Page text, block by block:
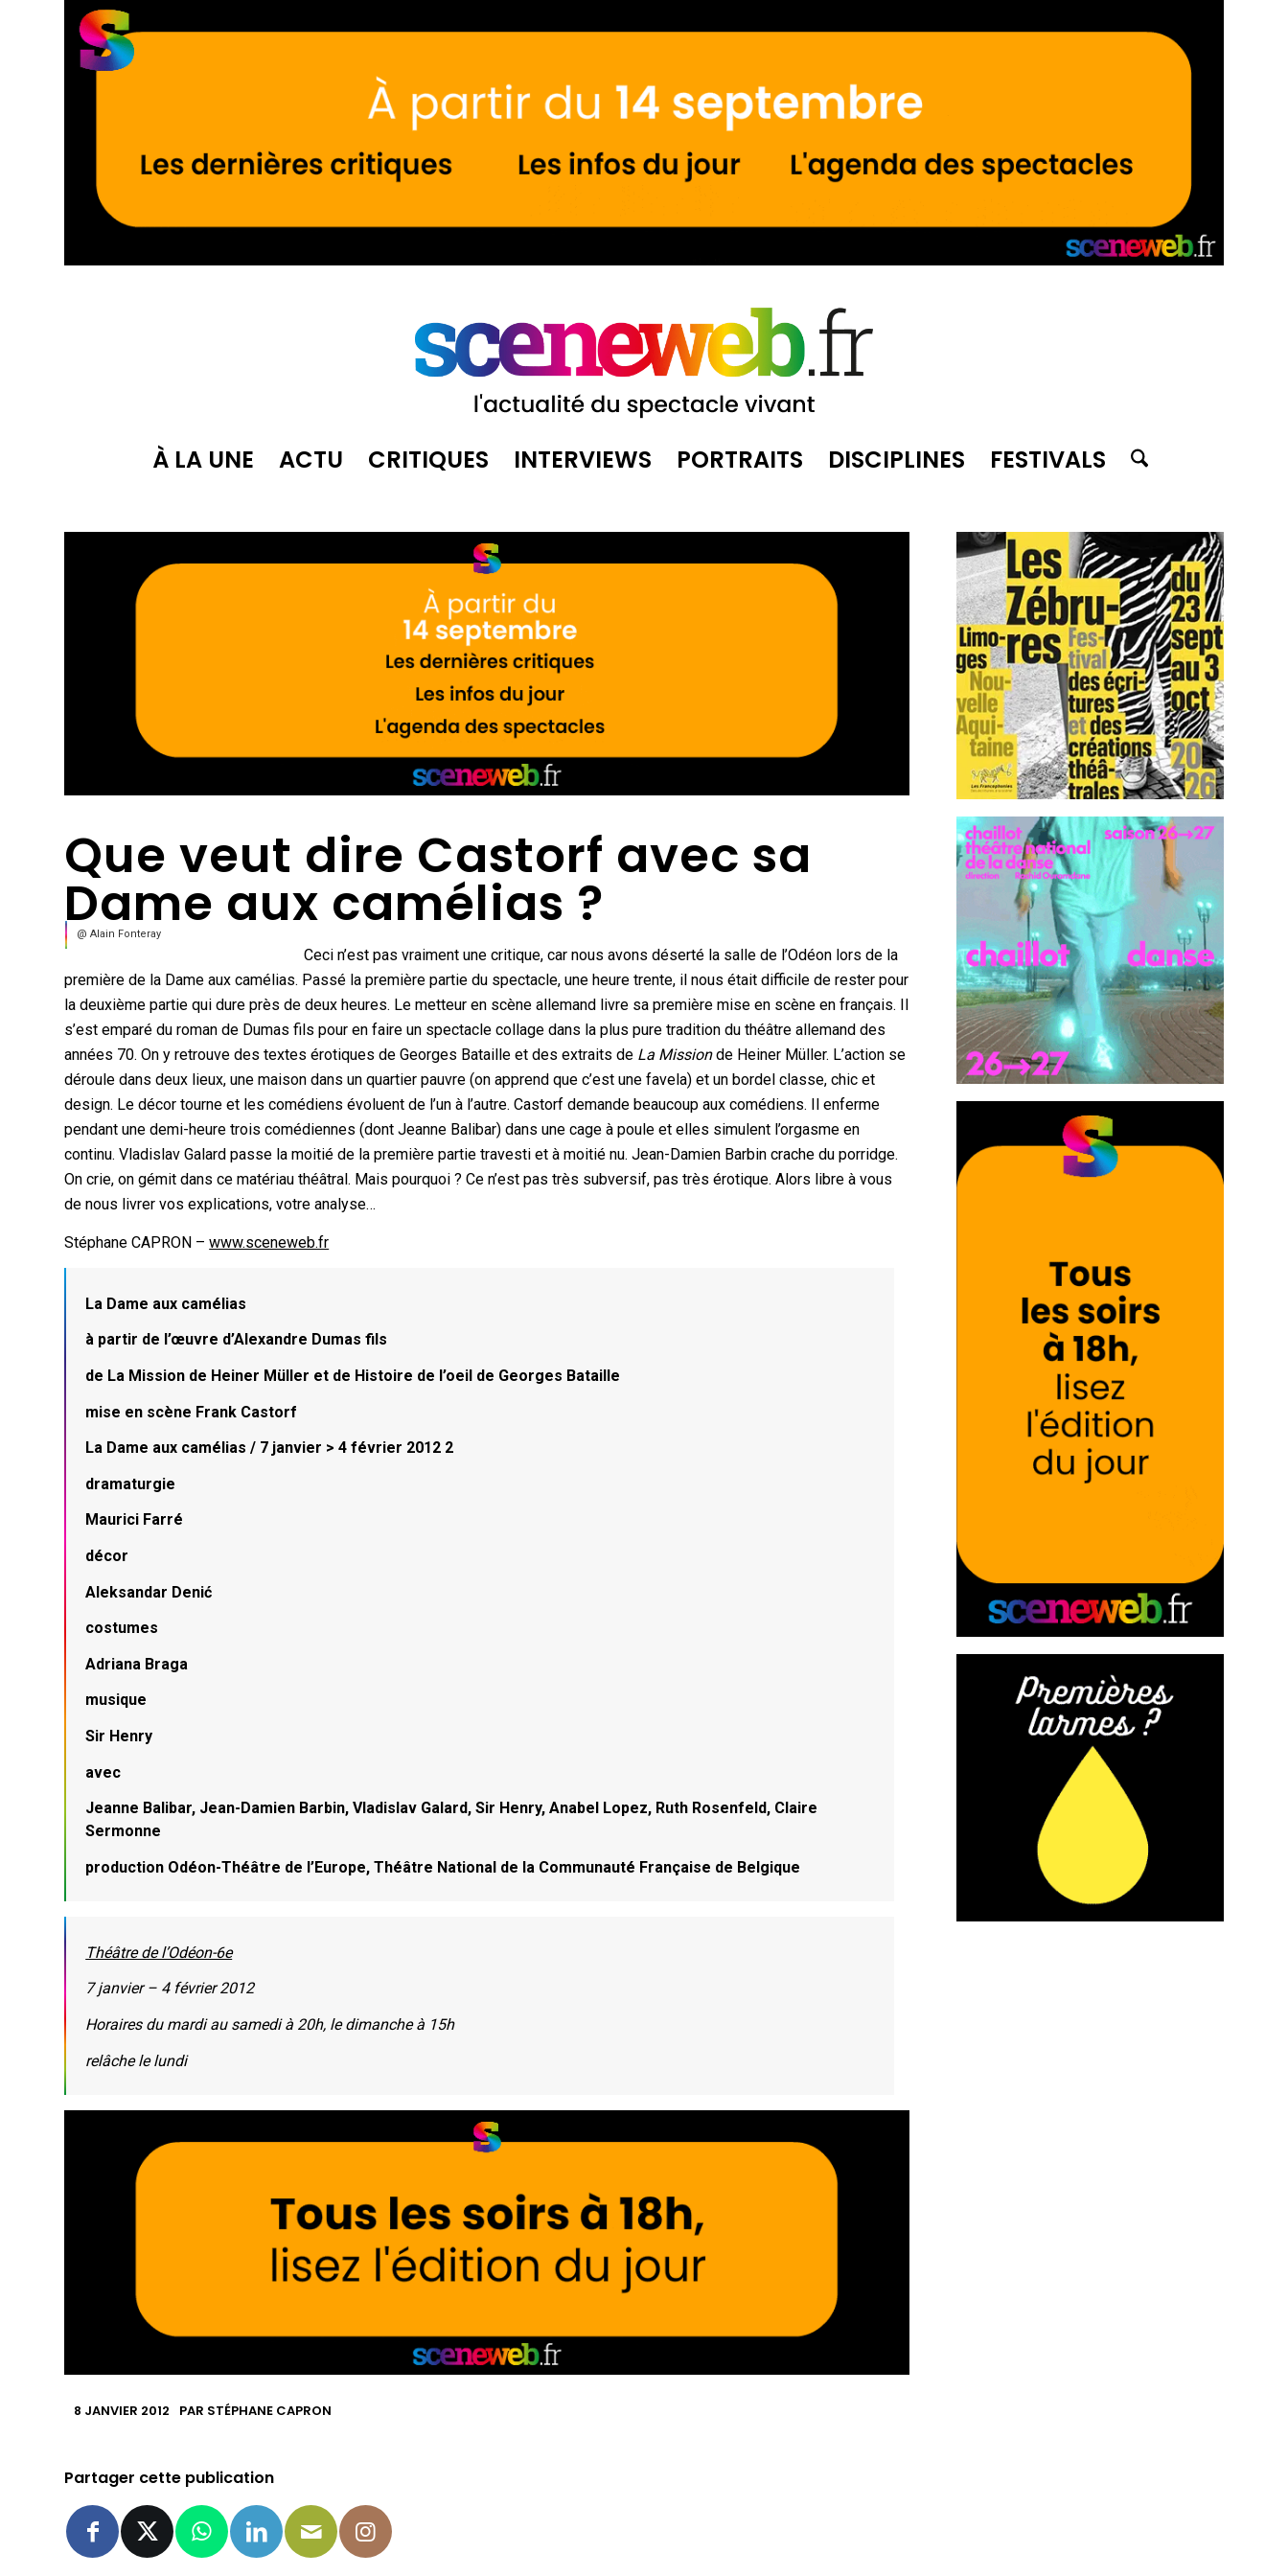
À LA UNE ACTU CRITIQUES INTERVIEWS PORTRAITS DISCIPLINES FESTIVALS
Que veut dire Castorf avec sa
Dame aux camélias ?
@ Alain Fonteray
Ceci n’est pas vraiment une critique, car nous avons déserté la salle de l’Odéon lors de la
première de la Dame aux camélias. Passé la première partie du spectacle, une heure trente, il nous était difficile de rester pour
la deuxième partie qui dure près de deux heures. Le metteur en scène allemand livre sa première mise en scène en français. Il
s’est emparé du roman de Dumas fils pour en faire un spectacle collage dans la plus pure tradition du théâtre allemand des
années 70. On y retrouve des textes érotiques de Georges Bataille et des extraits de La Missionde Heiner Müller. L’action se
déroule dans deux lieux, une maison dans un quartier pauvre (on apprend que c’est une favela) et un bordel classe, chic et
design. Le décor tourne et les comédiens évoluent de l’un à l’autre. Castorf demande beaucoup aux comédiens. Il enferme
pendant une demi-heure trois comédiennes (dont Jeanne Balibar) dans une cage à poule et elles simulent l’orgasme en
continu. Vladislav Galard passe la moitié de la première partie travesti et à moitié nu. Jean-Damien Barbin crache du porridge.
On crie, on gémit dans ce matériau théâtral. Mais pourquoi ? Ce n’est pas très subversif, pas très érotique. Alors libre à vous
de nous livrer vos explications, votre analyse…
Stéphane CAPRON –www.sceneweb.fr
La Dame aux camélias
à partir de l’œuvre d’Alexandre Dumas fils
de La Mission de Heiner Müller et de Histoire de l’oeil de Georges Bataille
mise en scène Frank Castorf
La Dame aux camélias / 7 janvier > 4 février 2012 2
dramaturgie
Maurici Farré
décor
Aleksandar Denić
costumes
Adriana Braga
musique
Sir Henry
avec
Jeanne Balibar, Jean-Damien Barbin, Vladislav Galard, Sir Henry, Anabel Lopez, Ruth Rosenfeld, Claire
Sermonne
production Odéon-Théâtre de l’Europe, Théâtre National de la Communauté Française de Belgique
Théâtre de l’Odéon-6e
7 janvier – 4 février 2012
Horaires du mardi au samedi à 20h, le dimanche à 15h
relâche le lundi
8 JANVIER 2012 PAR STÉPHANE CAPRON
Partager cette publication